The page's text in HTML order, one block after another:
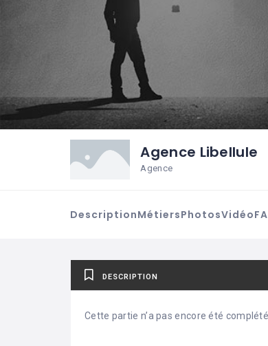
Agence Libellule
Agence
DescriptionMétiersPhotosVidéo
DESCRIPTION
Cette partie n’a pas encore été